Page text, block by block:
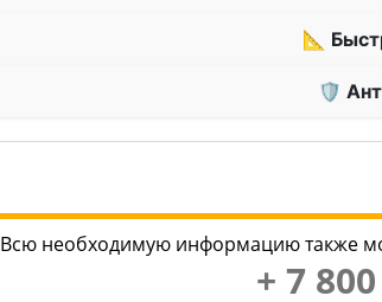
📐
🛡
Всю необходимую информацию также
+ 7